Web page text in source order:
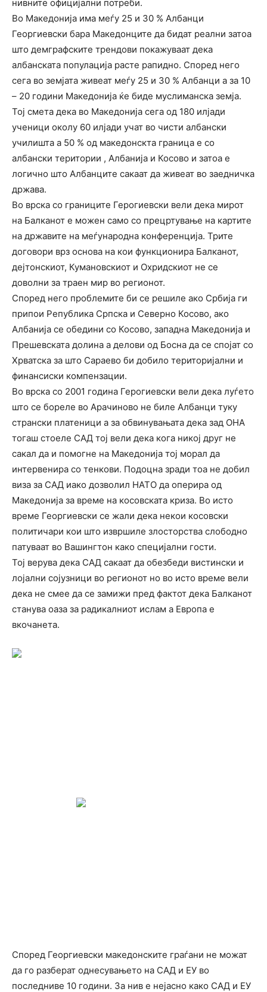
нивните официјални потреби.
Во Македонија има меѓу 25 и 30 % Албанци
Георгиевски бара Македонците да бидат реални затоа
што демграфските трендови покажуваат дека
албанската популација расте рапидно. Според него
сега во земјата живеат меѓу 25 и 30 % Албанци а за 10
– 20 години Македонија ќе биде муслиманска земја.
Тој смета дека во Македонија сега од 180 илјади
ученици околу 60 илјади учат во чисти албански
училишта а 50 % од македонскта граница е со
албански територии , Албанија и Косово и затоа е
логично што Албанците сакаат да живеат во заедничка
држава.
Во врска со границите Герогиевски вели дека мирот
на Балканот е можен само со прецртување на картите
на државите на меѓународна конференција. Трите
договори врз основа на кои функционира Балканот,
дејтонскиот, Кумановскиот и Охридскиот не се
доволни за траен мир во регионот.
Според него проблемите би се решиле ако Србија ги
припои Република Српска и Северно Косово, ако
Албанија се обедини со Косово, западна Македонија и
Прешевската долина а делови од Босна да се спојат со
Хрватска за што Сараево би добило територијални и
финансиски компензации.
Во врска со 2001 година Герогиевски вели дека луѓето
што се бореле во Арачиново не биле Албанци туку
странски платеници а за обвинувањата дека зад ОНА
тогаш стоеле САД тој вели дека кога никој друг не
сакал да и помогне на Македонија тој морал да
интервенира со тенкови. Подоцна зради тоа не добил
виза за САД иако дозволил НАТО да оперира од
Македонија за време на косовската криза. Во исто
време Георгиевски се жали дека некои косовски
политичари кои што извршиле злосторства слободно
патуваат во Вашингтон како специјални гости.
Тој верува дека САД сакаат да обезбеди вистински и
лојални сојузници во регионот но во исто време вели
дека не смее да се замижи пред фактот дека Балканот
станува оаза за радикалниот ислам а Европа е
вкочанета.
Според Георгиевски македонските граѓани не можат
да го разберат однесувањето на САД и ЕУ во
последниве 10 години. За нив е нејасно како САД и ЕУ